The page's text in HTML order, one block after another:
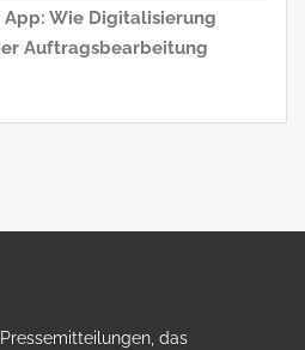
Wie Digitalisierung
Auftragsbearbeitung
das